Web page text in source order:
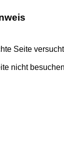
Seite
nicht